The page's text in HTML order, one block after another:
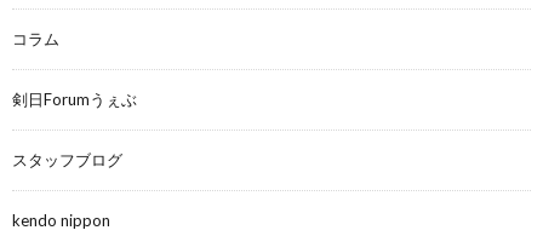
コラム
剣日Forumうぇぶ
スタッフブログ
kendo nippon